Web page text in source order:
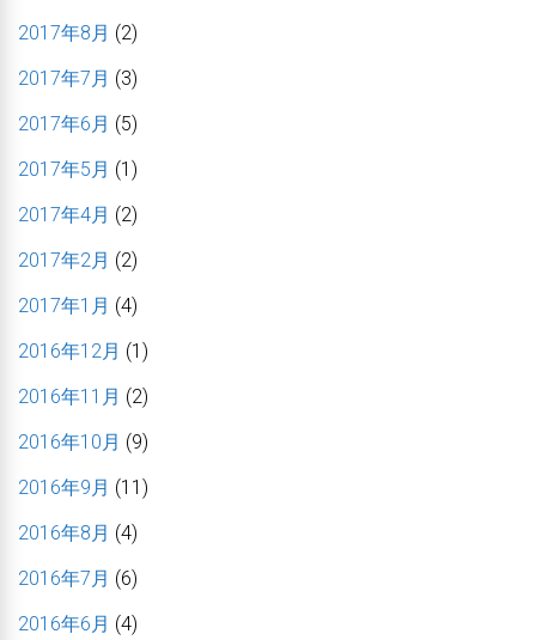
2017年8月 (2)
2017年7月 (3)
2017年6月 (5)
2017年5月 (1)
2017年4月 (2)
2017年2月 (2)
2017年1月 (4)
2016年12月 (1)
2016年11月 (2)
2016年10月 (9)
2016年9月 (11)
2016年8月 (4)
2016年7月 (6)
2016年6月 (4)